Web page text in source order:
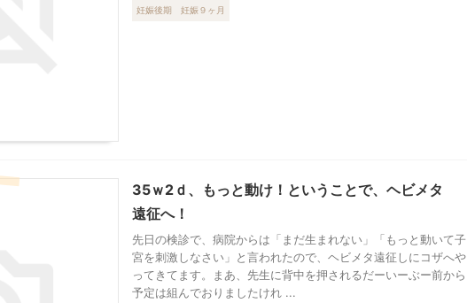
妊娠後期 妊娠９ヶ月
35ｗ2ｄ、もっと動け！ということで、ヘビメタ
遠征へ！
先日の検診で、病院からは「まだ生まれない」「もっと動いて子
宮を刺激しなさい」と言われたので、ヘビメタ遠征しにコザへや
ってきてます。まあ、先生に背中を押されるだーいーぶー前から
予定は組んでおりましたけれ ...